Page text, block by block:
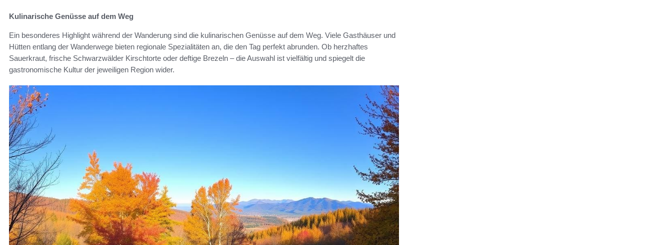
Kulinarische Genüsse auf dem Weg
Ein besonderes Highlight während der Wanderung sind die kulinarischen Genüsse auf dem Weg. Viele Gasthäuser und
Hütten entlang der Wanderwege bieten regionale Spezialitäten an, die den Tag perfekt abrunden. Ob herzhaftes
Sauerkraut, frische Schwarzwälder Kirschtorte oder deftige Brezeln – die Auswahl ist vielfältig und spiegelt die
gastronomische Kultur der jeweiligen Region wider.